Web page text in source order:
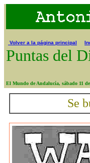
Volver a la página principal
Puntas del
El Mundo de Andalucía, sábado 11
Se